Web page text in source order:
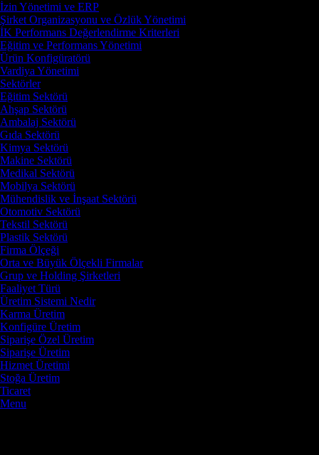
İzin Yönetimi ve ERP
Şirket Organizasyonu ve Özlük Yönetimi
İK Performans Değerlendirme Kriterleri
Eğitim ve Performans Yönetimi
Ürün Konfigüratörü
Vardiya Yönetimi
Sektörler
Eğitim Sektörü
Ahşap Sektörü
Ambalaj Sektörü
Gıda Sektörü
Kimya Sektörü
Makine Sektörü
Medikal Sektörü
Mobilya Sektörü
Mühendislik ve İnşaat Sektörü
Otomotiv Sektörü
Tekstil Sektörü
Plastik Sektörü
Firma Ölçeği
Orta ve Büyük Ölçekli Firmalar
Grup ve Holding Şirketleri
Faaliyet Türü
Üretim Sistemi Nedir
Karma Üretim
Konfigüre Üretim
Siparişe Özel Üretim
Siparişe Üretim
Hizmet Üretimi
Stoğa Üretim
Ticaret
Menu